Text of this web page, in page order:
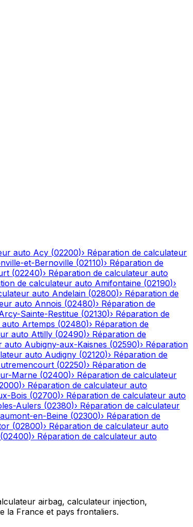
auto Acy (02200)› Réparation de calculateur
et-Bernoville (02110)› Réparation de
(02240)› Réparation de calculateur auto
de calculateur auto Amifontaine (02190)›
auto Andelain (02800)› Réparation de
auto Annois (02480)› Réparation de
Sainte-Restitue (02130)› Réparation de
Artemps (02480)› Réparation de
auto Attilly (02490)› Réparation de
auto Aubigny-aux-Kaisnes (02590)› Réparation
auto Audigny (02120)› Réparation de
(02250)› Réparation de
Marne (02400)› Réparation de calculateur
)› Réparation de calculateur auto
Bois (02700)› Réparation de calculateur auto
Aulers (02380)› Réparation de calculateur
en-Beine (02300)› Réparation de
(02800)› Réparation de calculateur auto
(02400)› Réparation de calculateur auto
airbag, calculateur injection,
la France et pays frontaliers.